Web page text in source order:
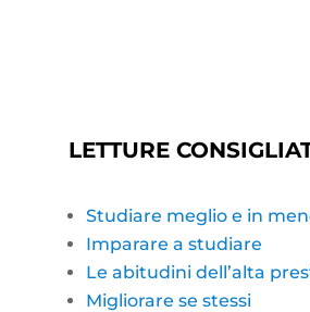
LETTURE
Studiare meglio e in
Imparare a studiare
Le abitudini dell’alta
Migliorare se stessi